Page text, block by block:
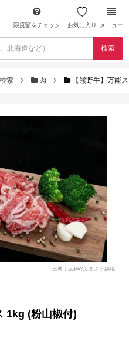
限度額をチェック お気に入り メニュー
検索
索 肉 【熊野牛】万能
出典：auPAYふるさと納税
1kg (粉山椒付)